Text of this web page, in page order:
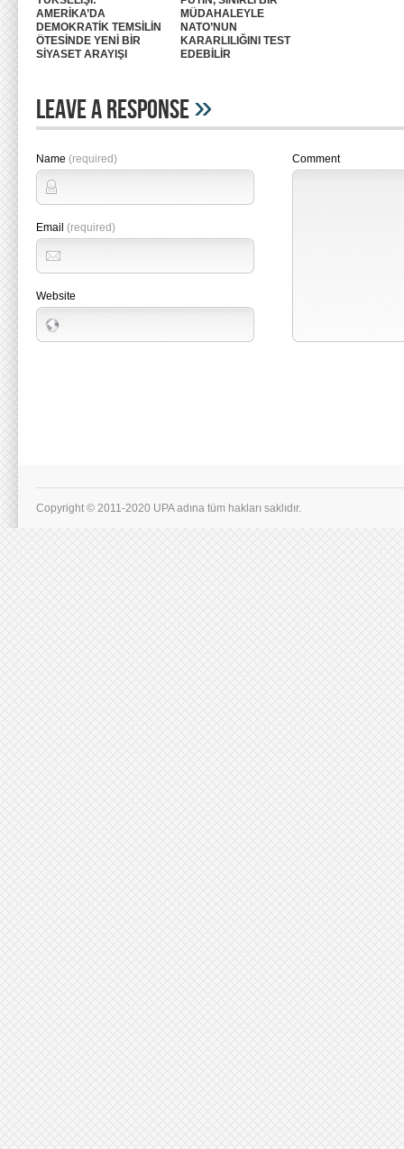
AMERİKA’DA
DEMOKRATİK TEMSİLİN
ÖTESİNDE YENİ BİR
SİYASET ARAYIŞI
MÜDAHALEYLE
NATO’NUN
KARARLILIĞINI TEST
EDEBİLİR
Leave A Response»
Name (required)
Email (required)
Website
Comment
Copyright © 2011-2020 UPA adına tüm hakları saklıdır.